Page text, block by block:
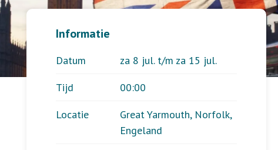
Informatie
Datum
za 8 jul. t/m za 15 jul.
Tijd
00:00
Locatie
Great Yarmouth, Norfolk,
Engeland